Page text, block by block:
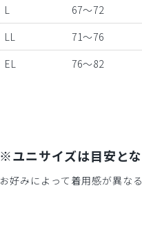
L
67～72
LL
71～76
EL
76～82
※ユニサイズは目安とな
お好みによって着用感が異なる